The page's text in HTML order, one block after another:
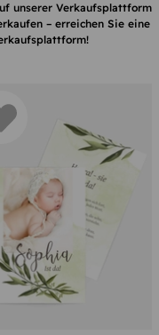
unserer Verkaufsplattform
– erreichen Sie eine